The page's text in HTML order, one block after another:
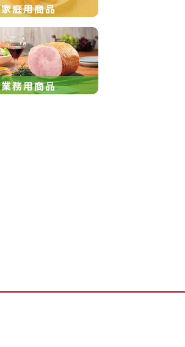
家庭用商品
業務用商品